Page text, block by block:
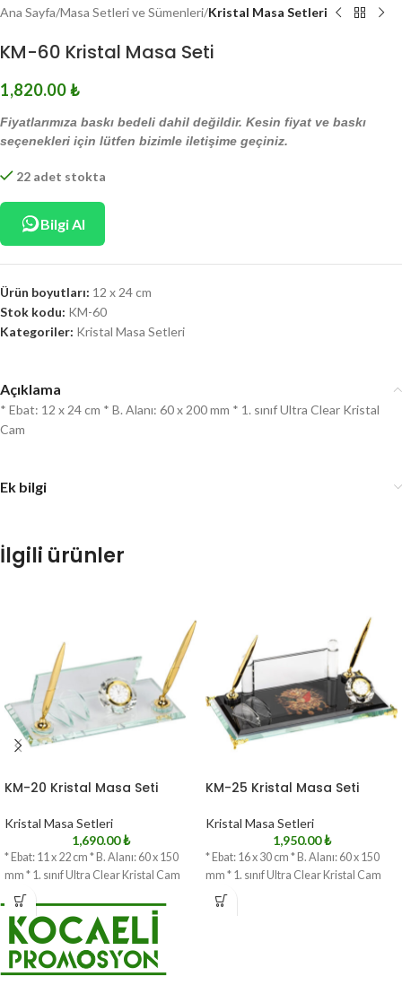
Ana Sayfa Masa Setleri ve Sümenleri Kristal Masa Setleri
KM-60 Kristal Masa Seti
1,820.00₺
Fiyatlarımıza baskı bedeli dahil değildir. Kesin fiyat ve baskı
seçenekleri için lütfen bizimle iletişime geçiniz.
22 adet stokta
Bilgi Al
Ürün boyutları: 12 x 24 cm
Stok kodu: KM-60
Kategoriler: Kristal Masa Setleri
Açıklama
* Ebat: 12 x 24 cm * B. Alanı: 60 x 200 mm * 1. sınıf Ultra Clear Kristal
Cam
Ek bilgi
İlgili ürünler
KM-20 Kristal Masa Seti
Kristal Masa Setleri
1,690.00₺
* Ebat: 11 x 22 cm * B. Alanı: 60 x 150
mm * 1. sınıf Ultra Clear Kristal Cam
KM-25 Kristal Masa Seti
Kristal Masa Setleri
1,950.00₺
* Ebat: 16 x 30 cm * B. Alanı: 60 x 150
mm * 1. sınıf Ultra Clear Kristal Cam